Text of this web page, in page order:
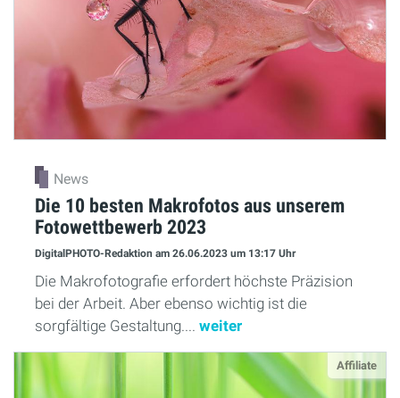
News
Die 10 besten Makrofotos aus unserem
Fotowettbewerb 2023
DigitalPHOTO-Redaktion am 26.06.2023 um 13:17 Uhr
Die Makrofotografie erfordert höchste Präzision
bei der Arbeit. Aber ebenso wichtig ist die
sorgfältige Gestaltung.... weiter
Affiliate